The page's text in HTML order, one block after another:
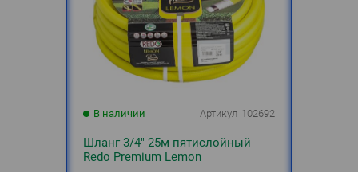
В наличии Артикул 102692
Шланг 3/4" 25м пятислойный
Redo Premium Lemon